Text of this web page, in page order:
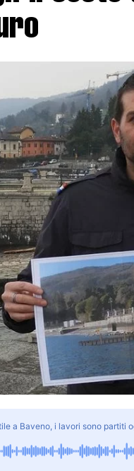
a Baveno, i lavori sono partiti